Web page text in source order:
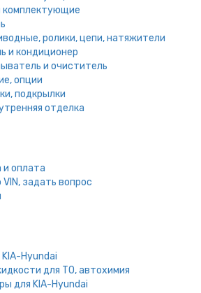
комплектующие
ролики, цепи, натяжители
и кондиционер
и очиститель
опции
подкрылки
отделка
оплата
VIN, задать вопрос
Hyundai
для ТО, автохимия
для KIA-Hyundai